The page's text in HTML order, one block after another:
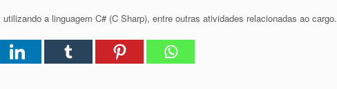
a linguagem C# (C Sharp), entre outras atividades relacionadas ao cargo.